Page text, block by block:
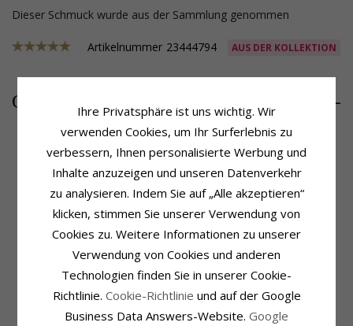
Dieser Schmuck wurde aus der Sammlung genommen
Artikelnummer 23444794 AUS DER KOLLEKTION
CHANTI Preis 496,-
Produktinformation
Form:Echten
Schmuckstein: Saphir
Ohrringe:Ohrstecker
14 Karat Weißgold
Oberfläche:
Polierter
6 Dreieck Fassungen
Schmuckstein
Stückzahl: 2
Farbe:
Blauem
Schmuckstein: Saphir
Karat:0,29
Größe
Durchmesser: 5,0 mm
3,5 mm
Ihre Privatsphäre ist uns wichtig. Wir
verwenden Cookies, um Ihr Surferlebnis zu
verbessern, Ihnen personalisierte Werbung und
Inhalte anzuzeigen und unseren Datenverkehr
zu analysieren. Indem Sie auf „Alle akzeptieren“
klicken, stimmen Sie unserer Verwendung von
Cookies zu. Weitere Informationen zu unserer
Verwendung von Cookies und anderen
Technologien finden Sie in unserer Cookie-
Richtlinie. Cookie-Richtlinie und auf der Google
Business Data Answers-Website. Google